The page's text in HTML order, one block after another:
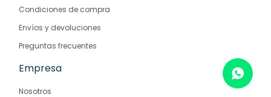
Condiciones de compra
Envíos y devoluciones
Preguntas frecuentes
Empresa
Nosotros